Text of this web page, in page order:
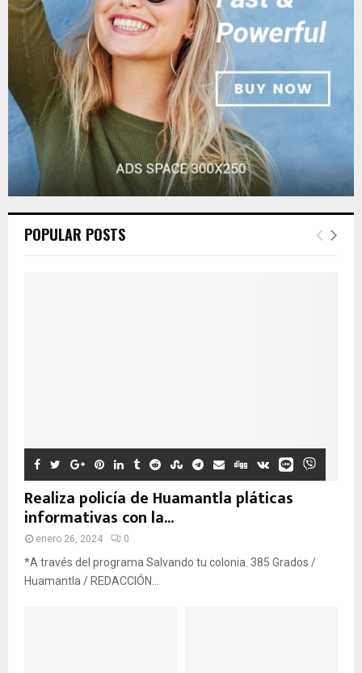
:
C
POPULAR POSTS
Realiza policía de Huamantla pláticas
informativas con la...
enero 26, 2024 0
*A través del programa Salvando tu colonia. 385 Grados /
Huamantla / REDACCIÓN...